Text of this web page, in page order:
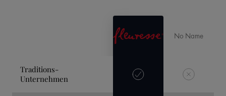
No Name
Traditions-
Unternehmen